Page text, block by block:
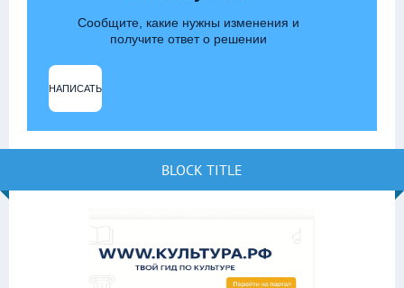
Сообщите, какие нужны изменения и
получите ответ о решении
НАПИСАТЬ
BLOCK TITLE